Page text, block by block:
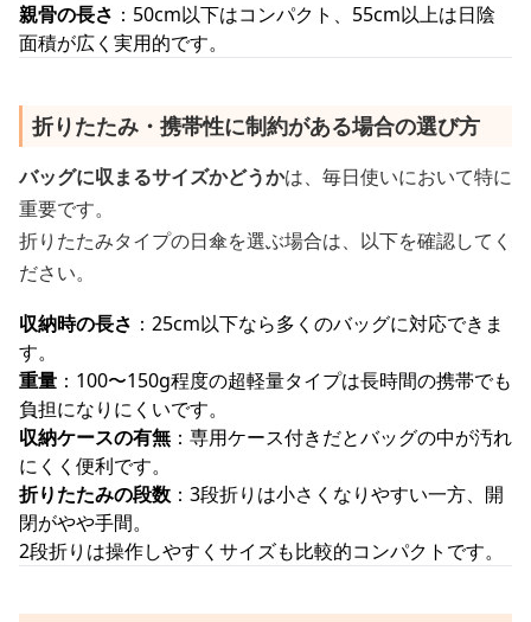
親骨の長さ ：50cm以下はコンパクト、55cm以上は日陰
面積が広く実用的です。
折りたたみ・携帯性に制約がある場合の選び方
バッグに収まるサイズかどうかは、毎日使いにおいて特に
重要です。
折りたたみタイプの日傘を選ぶ場合は、以下を確認してく
ださい。
収納時の長さ ：25cm以下なら多くのバッグに対応できま
す。
重量 ：100〜150g程度の超軽量タイプは長時間の携帯でも
負担になりにくいです。
収納ケースの有無 ：専用ケース付きだとバッグの中が汚れ
にくく便利です。
折りたたみの段数 ：3段折りは小さくなりやすい一方、開
閉がやや手間。
2段折りは操作しやすくサイズも比較的コンパクトです。